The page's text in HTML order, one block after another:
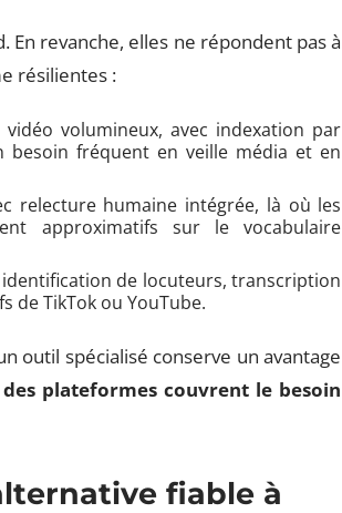
revanche, elles ne répondent pas à
résilientes :
volumineux, avec indexation par
fréquent en veille média et en
relecture humaine intégrée, là où les
approximatifs sur le vocabulaire
de locuteurs, transcription
de TikTok ou YouTube.
outil spécialisé conserve un avantage
plateformes couvrent le besoin
fiable à